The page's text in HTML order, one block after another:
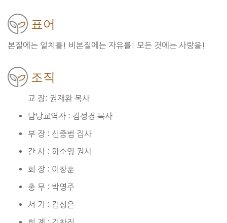
표어
본질에는 일치를! 비본질에는 자유를! 모든 것에는 사랑을!
조직
교 장: 권재완 목사
담당교역자 : 김성경 목사
부 장 : 신중범 집사
간 사 : 하소영 권사
회 장 : 이창훈
총 무 : 박영주
서 기 : 김성은